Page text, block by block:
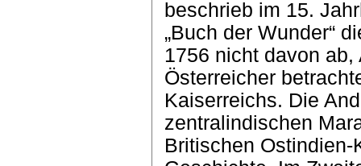
beschrieb im 15.
„Buch der Wunder“
1756 nicht davon
Österreicher
Kaiserreichs. Die
zentralindischen
Britischen